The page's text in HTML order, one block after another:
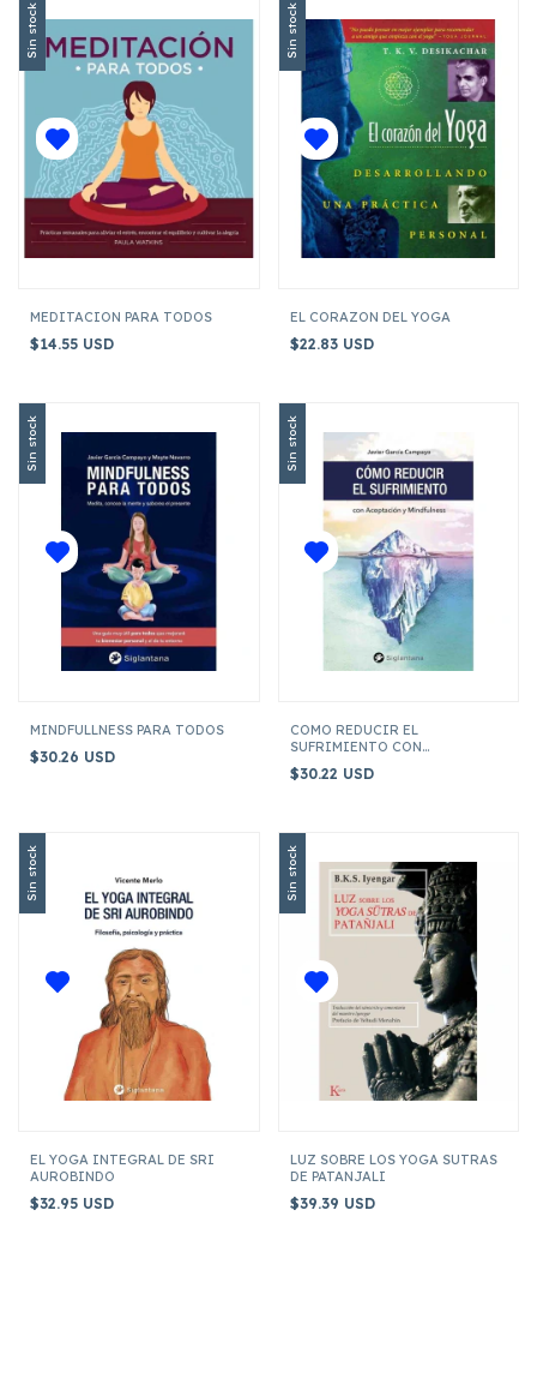
Sin stock
MEDITACION PARA TODOS
$14.55 USD
Sin stock
EL CORAZON DEL YOGA
$22.83 USD
Sin stock
MINDFULLNESS PARA TODOS
$30.26 USD
Sin stock
COMO REDUCIR EL
SUFRIMIENTO CON
$30.22 USD
Sin stock
EL YOGA INTEGRAL DE SRI
AUROBINDO
$32.95 USD
Sin stock
LUZ SOBRE LOS YOGA SUTRAS
DE PATANJALI
$39.39 USD